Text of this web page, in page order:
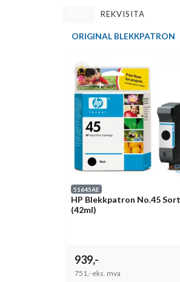
REKVISITA
ORIGINAL BLEKKPATRON
51645AE
HP Blekkpatron No.45 Sort
(42ml)
939,-
751,- eks. mva